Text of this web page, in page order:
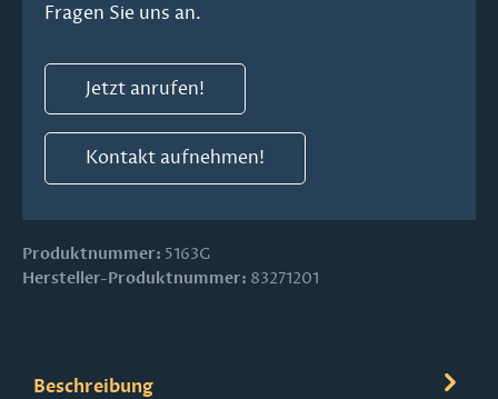
Fragen Sie uns an.
Jetzt anrufen!
Kontakt aufnehmen!
Produktnummer: 5163G
Hersteller-Produktnummer: 83271201
Beschreibung